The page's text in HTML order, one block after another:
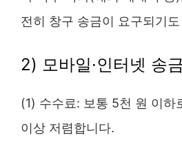
전히 창구 송금이 요구되기
2) 모바일·인터넷 송
(1) 수수료: 보통 5천 원 이하
이상 저렴합니다.